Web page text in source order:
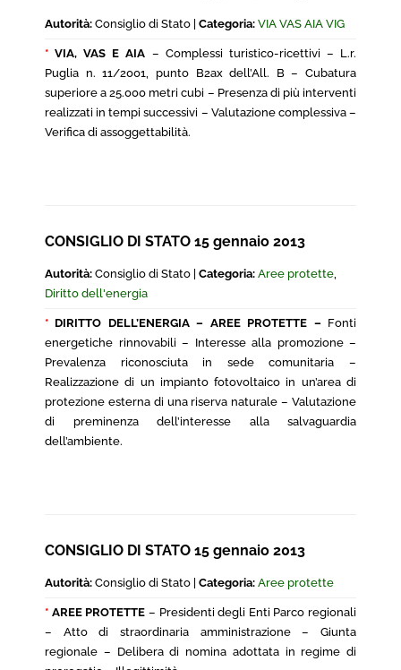
Autorità: Consiglio di Stato | Categoria: VIA VAS AIA VIG
* VIA, VAS E AIA – Complessi turistico-ricettivi – L.r.
Puglia n. 11/2001, punto B2ax dell’All. B – Cubatura
superiore a 25.000 metri cubi – Presenza di più interventi
realizzati in tempi successivi – Valutazione complessiva –
Verifica di assoggettabilità.
CONSIGLIO DI STATO 15 gennaio 2013
Autorità: Consiglio di Stato | Categoria: Aree protette,
Diritto dell'energia
* DIRITTO DELL’ENERGIA– AREE PROTETTE – Fonti
energetiche rinnovabili – Interesse alla promozione –
Prevalenza riconosciuta in sede comunitaria –
Realizzazione di un impianto fotovoltaico in un’area di
protezione esterna di una riserva naturale – Valutazione
di preminenza dell’interesse alla salvaguardia
dell’ambiente.
CONSIGLIO DI STATO 15 gennaio 2013
Autorità: Consiglio di Stato | Categoria: Aree protette
* AREE PROTETTE – Presidenti degli Enti Parco regionali
– Atto di straordinaria amministrazione – Giunta
regionale – Delibera di nomina adottata in regime di